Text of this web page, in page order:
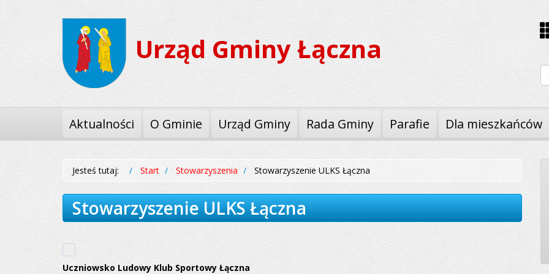
Przejdź
do
menu
Przejdź
do
treści
Urząd Gminy Łączna
Aktualności O Gminie Urząd Gminy Rada Gminy Parafie Dla mieszkańców
Jesteś tutaj: Start Stowarzyszenia Stowarzyszenie ULKS Łączna
Stowarzyszenie ULKS Łączna
Uczniowsko Ludowy Klub Sportowy Łączna